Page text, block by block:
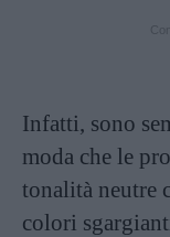
Infatti, sono
moda che le
tonalità neutre
colori